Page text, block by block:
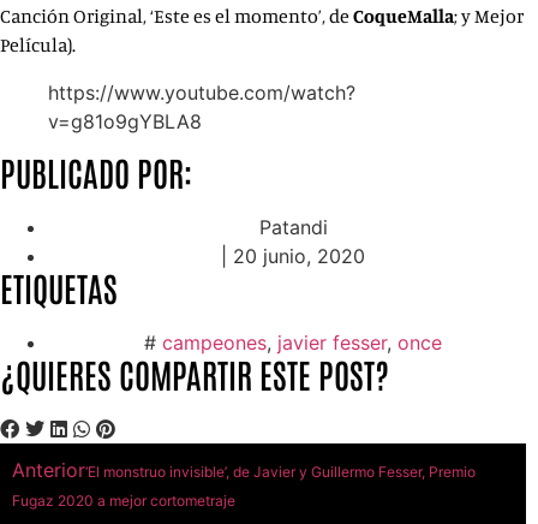
Canción Original, ‘Este es el momento’, de CoqueMalla; y Mejor
Película).
https://www.youtube.com/watch?
v=g81o9gYBLA8
PUBLICADO POR:
Patandi
20 junio, 2020
ETIQUETAS
# campeones, javier fesser, once
¿QUIERES COMPARTIR ESTE POST?
Anterior‘El monstruo invisible’, de Javier y Guillermo Fesser, Premio
Fugaz 2020 a mejor cortometraje